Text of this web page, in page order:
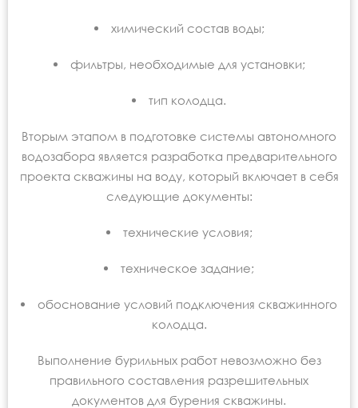
химический состав воды;
фильтры, необходимые для установки;
тип колодца.
Вторым этапом в подготовке системы автономного
водозабора является разработка предварительного
проекта скважины на воду, который включает в себя
следующие документы:
технические условия;
техническое задание;
обоснование условий подключения скважинного
колодца.
Выполнение бурильных работ невозможно без
правильного составления разрешительных
документов для бурения скважины.